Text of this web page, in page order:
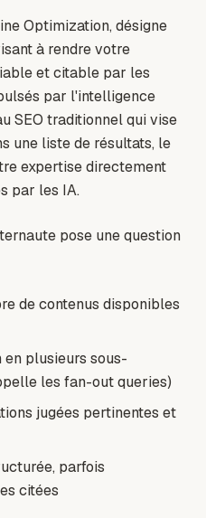
Optimization, désigne
à rendre votre
et citable par les
par l'intelligence
SEO traditionnel qui vise
une liste de résultats, le
expertise directement
par les IA.
pose une question
de contenus disponibles
plusieurs sous-
les fan-out queries)
jugées pertinentes et
parfois
citées